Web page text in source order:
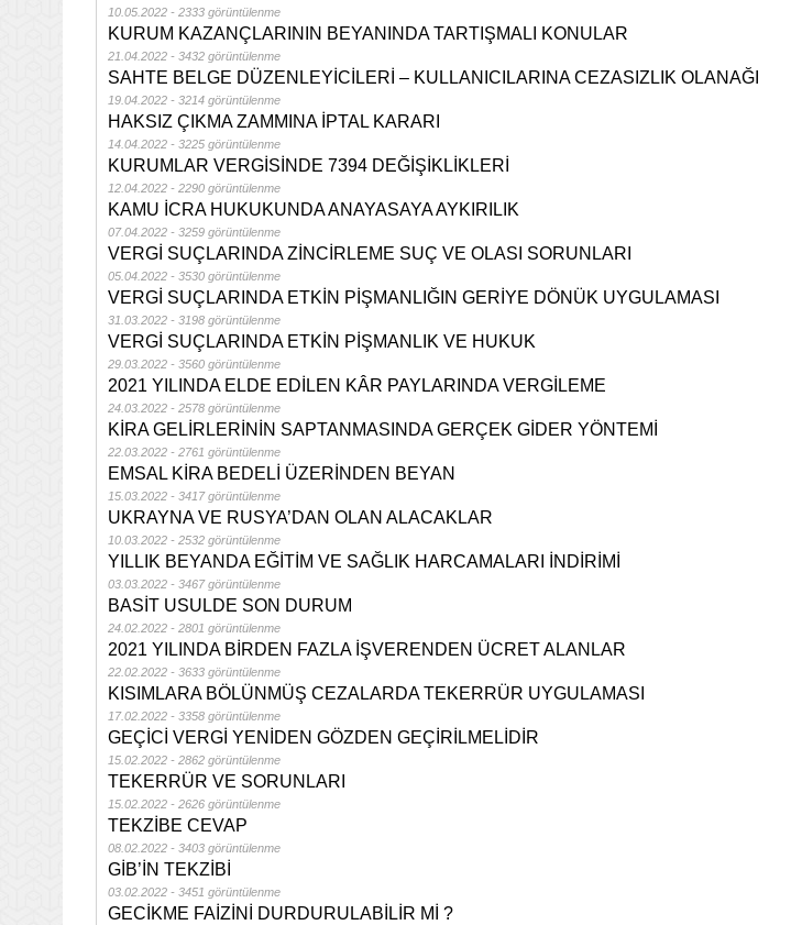
10.05.2022 - 2333 görüntülenme
KURUM KAZANÇLARININ BEYANINDA TARTIŞMALI KONULAR
21.04.2022 - 3432 görüntülenme
SAHTE BELGE DÜZENLEYİCİLERİ – KULLANICILARINA CEZASIZLIK OLANAĞI
19.04.2022 - 3214 görüntülenme
HAKSIZ ÇIKMA ZAMMINA İPTAL KARARI
14.04.2022 - 3225 görüntülenme
KURUMLAR VERGİSİNDE 7394 DEĞİŞİKLİKLERİ
12.04.2022 - 2290 görüntülenme
KAMU İCRA HUKUKUNDA ANAYASAYA AYKIRILIK
07.04.2022 - 3259 görüntülenme
VERGİ SUÇLARINDA ZİNCİRLEME SUÇ VE OLASI SORUNLARI
05.04.2022 - 3530 görüntülenme
VERGİ SUÇLARINDA ETKİN PİŞMANLIĞIN GERİYE DÖNÜK UYGULAMASI
31.03.2022 - 3198 görüntülenme
VERGİ SUÇLARINDA ETKİN PİŞMANLIK VE HUKUK
29.03.2022 - 3560 görüntülenme
2021 YILINDA ELDE EDİLEN KÂR PAYLARINDA VERGİLEME
24.03.2022 - 2578 görüntülenme
KİRA GELİRLERİNİN SAPTANMASINDA GERÇEK GİDER YÖNTEMİ
22.03.2022 - 2761 görüntülenme
EMSAL KİRA BEDELİ ÜZERİNDEN BEYAN
15.03.2022 - 3417 görüntülenme
UKRAYNA VE RUSYA’DAN OLAN ALACAKLAR
10.03.2022 - 2532 görüntülenme
YILLIK BEYANDA EĞİTİM VE SAĞLIK HARCAMALARI İNDİRİMİ
03.03.2022 - 3467 görüntülenme
BASİT USULDE SON DURUM
24.02.2022 - 2801 görüntülenme
2021 YILINDA BİRDEN FAZLA İŞVERENDEN ÜCRET ALANLAR
22.02.2022 - 3633 görüntülenme
KISIMLARA BÖLÜNMÜŞ CEZALARDA TEKERRÜR UYGULAMASI
17.02.2022 - 3358 görüntülenme
GEÇİCİ VERGİ YENİDEN GÖZDEN GEÇİRİLMELİDİR
15.02.2022 - 2862 görüntülenme
TEKERRÜR VE SORUNLARI
15.02.2022 - 2626 görüntülenme
TEKZİBE CEVAP
08.02.2022 - 3403 görüntülenme
GİB’İN TEKZİBİ
03.02.2022 - 3451 görüntülenme
GECİKME FAİZİNİ DURDURULABİLİR Mİ ?